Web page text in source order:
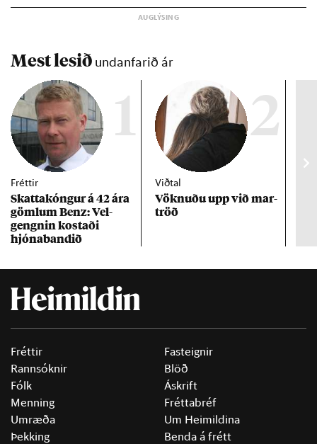
Mest lesið undanfarið ár
1
Fréttir
Skattakóng­ur á 42 ára
göml­um Benz: Vel­
gengn­in kostaði
hjóna­band­ið
2
Viðtal
Vökn­uðu upp við mar­
tröð
Fréttir
Rannsóknir
Fólk
Menning
Umræða
Þekking
Fasteignir
Blöð
Áskrift
Fréttabréf
Um Heimildina
Benda á frétt